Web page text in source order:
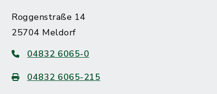
Roggenstraße 14
25704 Meldorf
04832 6065-0
04832 6065-215